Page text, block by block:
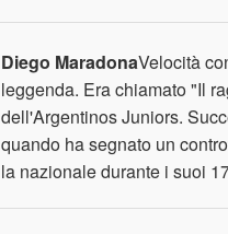
Diego MaradonaVelocità
leggenda. Era chiamato "Il
dell'Argentinos Juniors.
quando ha segnato un
la nazionale durante i suoi